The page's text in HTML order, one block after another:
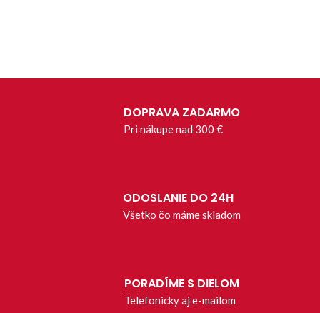
DOPRAVA ZADARMO
Pri nákupe nad 300 €
ODOSLANIE DO 24H
Všetko čo máme skladom
PORADÍME S DIELOM
Telefonicky aj e-mailom